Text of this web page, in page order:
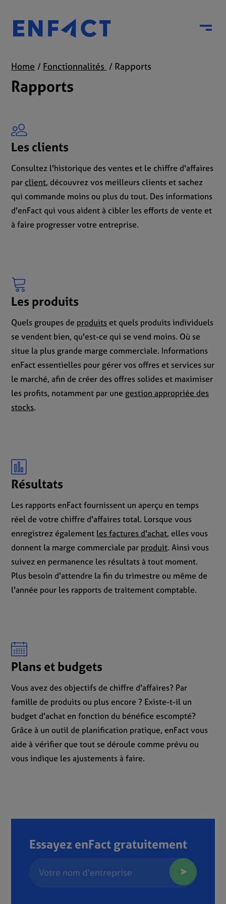
Menu
Home Fonctionnalités Rapports
Rapports
Les clients
Consultez l'historique des ventes et le chiffre d'affaires
par client, découvrez vos meilleurs clients et sachez
qui commande moins ou plus du tout. Des informations
d'enFact qui vous aident à cibler les efforts de vente et
à faire progresser votre entreprise.
Les produits
Quels groupes de produits et quels produits individuels
se vendent bien, qu'est-ce qui se vend moins. Où se
situe la plus grande marge commerciale. Informations
enFact essentielles pour gérer vos offres et services sur
le marché, afin de créer des offres solides et maximiser
les profits, notamment par une gestion appropriée des
stocks.
Résultats
Les rapports enFact fournissent un aperçu en temps
réel de votre chiffre d'affaires total. Lorsque vous
enregistrez également les factures d'achat, elles vous
donnent la marge commerciale par produit. Ainsi vous
suivez en permanence les résultats à tout moment.
Plus besoin d'attendre la fin du trimestre ou même de
l'année pour les rapports de traitement comptable.
Plans et budgets
Vous avez des objectifs de chiffre d'affaires? Par
famille de produits ou plus encore ? Existe-t-il un
budget d'achat en fonction du bénéfice escompté?
Grâce à un outil de planification pratique, enFact vous
aide à vérifier que tout se déroule comme prévu ou
vous indique les ajustements à faire.
Essayez enFact gratuitement